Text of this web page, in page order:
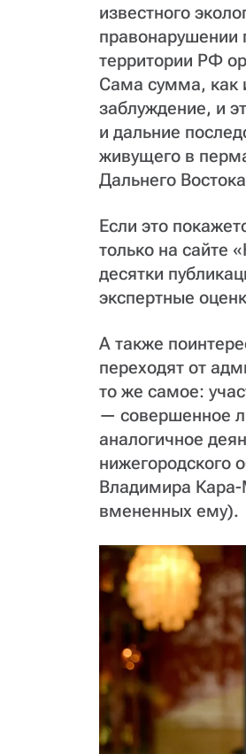
известного
правонарушении
территории РФ
Сама сумма, как
заблуждение, и
и дальние
живущего в
Дальнего
Если это
только на сайте
десятки
экспертные
А также
переходят от
то же самое:
— совершенное
аналогичное
нижегородского
Владимира Кара-
вмененных ему).